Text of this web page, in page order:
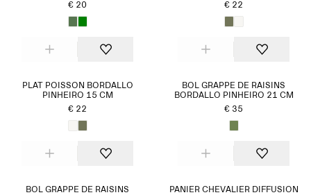
€ 20
€ 22
PLAT POISSON BORDALLO
PINHEIRO 15 CM
€ 22
BOL GRAPPE DE RAISINS
BORDALLO PINHEIRO 21 CM
€ 35
BOL GRAPPE DE RAISINS
PANIER CHEVALIER DIFFUSION